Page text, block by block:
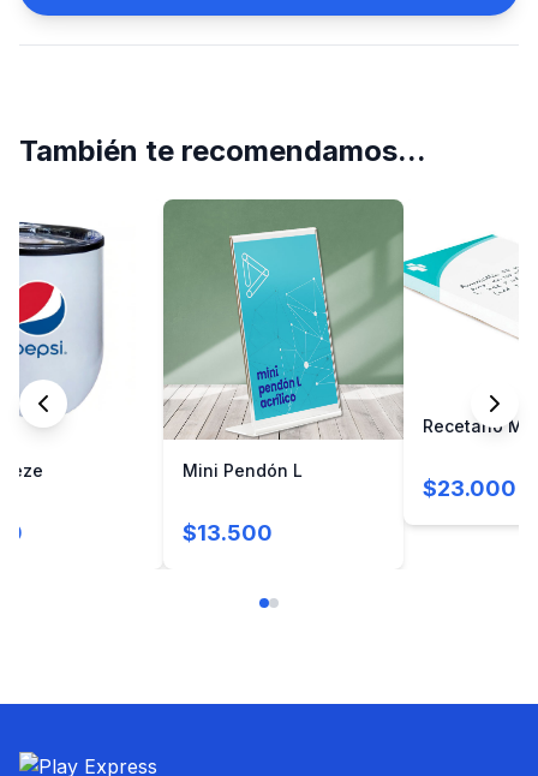
También te recomendamos...
Mini Pendón L
$13.500
Recetario
$23.000